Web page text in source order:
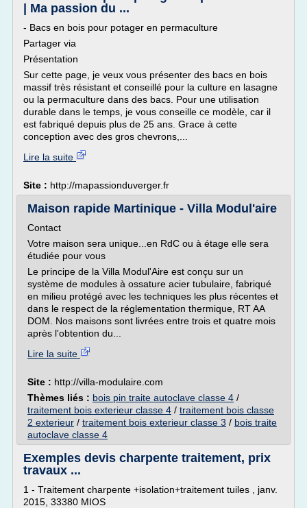
| Ma passion du ...
- Bacs en bois pour potager en permaculture
Partager via
Présentation
Sur cette page, je veux vous présenter des bacs en bois
massif très résistant et conseillé pour la culture en lasagne
ou la permaculture dans des bacs. Pour une utilisation
durable dans le temps, je vous conseille ce modèle, car il
est fabriqué depuis plus de 25 ans. Grace à cette
conception avec des gros chevrons,...
Lire la suite
Site : http://mapassionduverger.fr
Maison rapide Martinique - Villa Modul'aire
Contact
Votre maison sera unique...en RdC ou à étage elle sera
étudiée pour vous
Le principe de la Villa Modul'Aire est conçu sur un
système de modules à ossature acier tubulaire, fabriqué
en milieu protégé avec les techniques les plus récentes et
dans le respect de la réglementation thermique, RT AA
DOM. Nos maisons sont livrées entre trois et quatre mois
après l'obtention du...
Lire la suite
Site : http://villa-modulaire.com
Thèmes liés : bois pin traite autoclave classe 4 /
traitement bois exterieur classe 4 / traitement bois classe
2 exterieur / traitement bois exterieur classe 3 / bois traite
autoclave classe 4
Exemples devis charpente traitement, prix
travaux ...
1 - Traitement charpente +isolation+traitement tuiles , janv.
2015, 33380 MIOS